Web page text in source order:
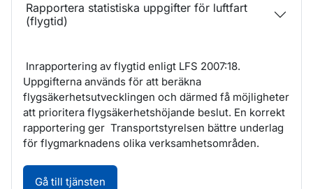
Rapportera statistiska uppgifter för luftfart
(flygtid)
Inrapportering av flygtid enligt LFS 2007:18.
Uppgifterna används för att beräkna
flygsäkerhetsutvecklingen och därmed få möjligheter
att prioritera flygsäkerhetshöjande beslut. En korrekt
rapportering ger Transportstyrelsen bättre underlag
för flygmarknadens olika verksamhetsområden.
Gå till tjänsten